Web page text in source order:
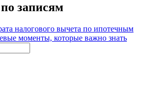
записям
налогового вычета по ипотечным
моменты, которые важно знать